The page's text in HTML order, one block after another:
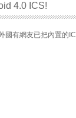
4.0 ICS!
國有網友已把內置的